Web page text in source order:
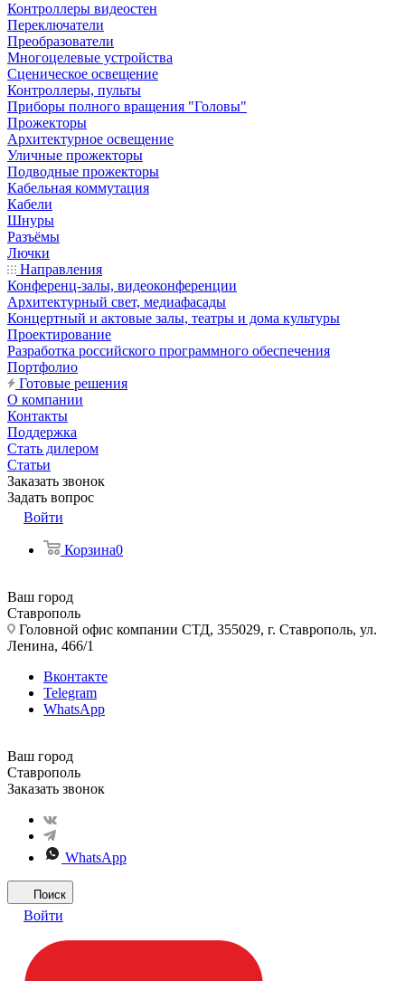
Контроллеры видеостен
Переключатели
Преобразователи
Многоцелевые устройства
Сценическое освещение
Контроллеры, пульты
Приборы полного вращения "Головы"
Прожекторы
Архитектурное освещение
Уличные прожекторы
Подводные прожекторы
Кабельная коммутация
Кабели
Шнуры
Разъёмы
Лючки
Направления
Конференц-залы, видеоконференции
Архитектурный свет, медиафасады
Концертный и актовые залы, театры и дома культуры
Проектирование
Разработка российского программного обеспечения
Портфолио
Готовые решения
О компании
Контакты
Поддержка
Стать дилером
Статьи
Заказать звонок
Задать вопрос
Войти
Корзина0
Ваш город
Ставрополь
Головной офис компании СТД, 355029, г. Ставрополь, ул.
Ленина, 466/1
Вконтакте
Telegram
WhatsApp
Ваш город
Ставрополь
Заказать звонок
WhatsApp
Поиск
Войти